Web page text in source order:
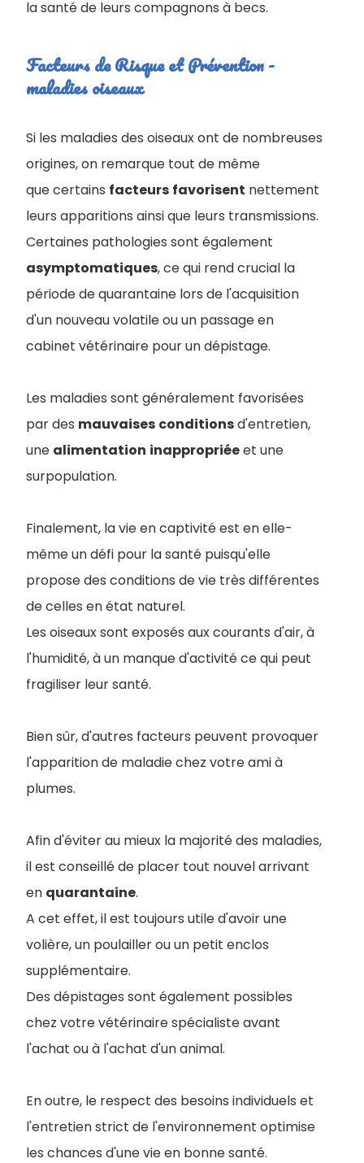
la santé de leurs compagnons à becs.
Facteurs de Risque et Prévention -
maladies oiseaux
Si les maladies des oiseaux ont de nombreuses
origines, on remarque tout de même
que certains facteurs favorisent nettement
leurs apparitions ainsi que leurs transmissions.
Certaines pathologies sont également
asymptomatiques, ce qui rend crucial la
période de quarantaine lors de l'acquisition
d'un nouveau volatile ou un passage en
cabinet vétérinaire pour un dépistage.
Les maladies sont généralement favorisées
par des mauvaises conditionsd'entretien,
une alimentation inappropriéeet une
surpopulation.
Finalement, la vie en captivité est en elle-
même un défi pour la santé puisqu'elle
propose des conditions de vie très différentes
de celles en état naturel.
Les oiseaux sont exposés aux courants d'air, à
l'humidité, à un manque d'activité ce qui peut
fragiliser leur santé.
Bien sûr, d'autres facteurs peuvent provoquer
l'apparition de maladie chez votre ami à
plumes.
Afin d'éviter au mieux la majorité des maladies,
il est conseillé de placer tout nouvel arrivant
en quarantaine.
A cet effet, il est toujours utile d'avoir une
volière, un poulailler ou un petit enclos
supplémentaire.
Des dépistages sont également possibles
chez votre vétérinaire spécialiste avant
l'achat ou à l'achat d'un animal.
En outre, le respect des besoins individuels et
l'entretien strict de l'environnement optimise
les chances d'une vie en bonne santé.